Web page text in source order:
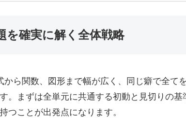
を確実に解く全体戦略
から関数、図形まで幅が広く、同じ癖で全て
。まずは全単元に共通する初動と見切りの基
つことが出発点になります。